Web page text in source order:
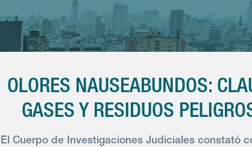
OLORES NAUSEABUNDOS:
GASES Y RESIDUOS
El Cuerpo de Investigaciones Judiciales constató